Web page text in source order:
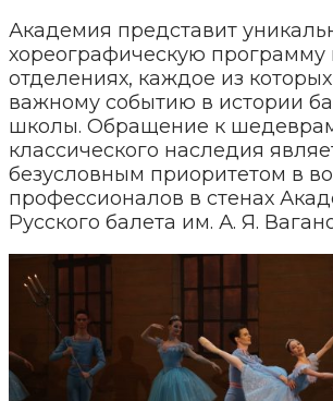
Академия представит
хореографическую программу
отделениях, каждое из
важному событию в истории
школы. Обращение к
классического наследия
безусловным приоритетом в
профессионалов в стенах
Русского балета им. А. Я.